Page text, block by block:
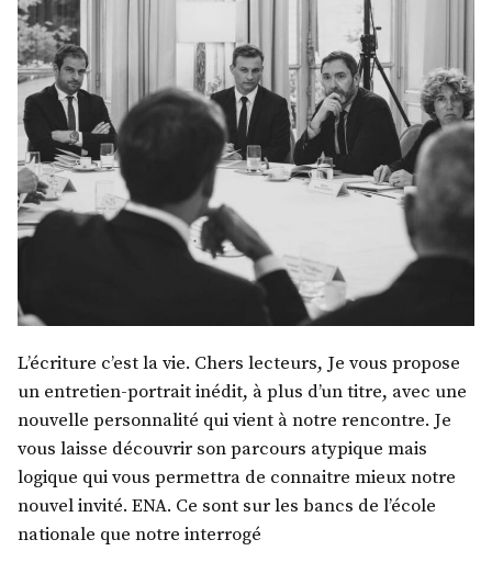
L’écriture c’est la vie. Chers lecteurs, Je vous propose
un entretien-portrait inédit, à plus d’un titre, avec une
nouvelle personnalité qui vient à notre rencontre. Je
vous laisse découvrir son parcours atypique mais
logique qui vous permettra de connaitre mieux notre
nouvel invité. ENA. Ce sont sur les bancs de l’école
nationale que notre interrogé